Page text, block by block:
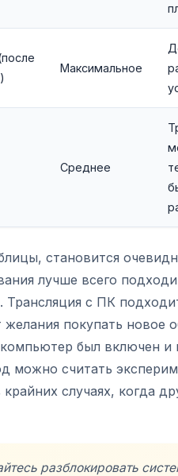
Максимальное
Среднее
становится
лучше всего
с ПК
покупать новое
был включен и
можно считать
случаях, когда
разблокировать